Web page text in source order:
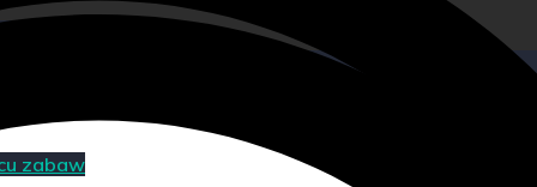
zabaw
zabaw